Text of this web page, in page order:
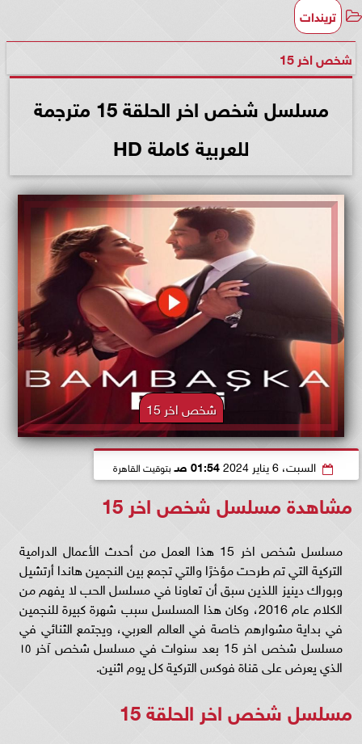
تريندات
شخص اخر 15
مسلسل شخص اخر الحلقة 15 مترجمة
للعربية كاملة HD
شخص اخر 15
السبت، 6 يناير 2024 01:54 صـ بتوقيت القاهرة
مشاهدة مسلسل شخص اخر 15
مسلسل شخص اخر 15 هذا العمل من أحدث الأعمال الدرامية
التركية التي تم طرحت مؤخرًا والتي تجمع بين النجمين هاندا أرتشيل
وبوراك دينيز اللذين سبق أن تعاونا في مسلسل الحب لا يفهم من
الكلام عام 2016، وكان هذا المسلسل سبب شهرة كبيرة للنجمين
في بداية مشوارهم خاصة في العالم العربي، ويجتمع الثنائي في
مسلسل شخص اخر 15 بعد سنوات في مسلسل شخص آخر ١٥
الذي يعرض على قناة فوكس التركية كل يوم اثنين.
مسلسل شخص اخر الحلقة 15